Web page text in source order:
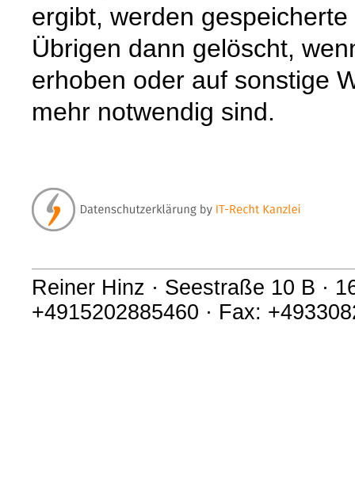
ergibt, werden
Übrigen dann gelöscht,
erhoben oder auf sonstige
mehr notwendig sind.
Reiner Hinz · Seestraße 10 B ·
+4915202885460 · Fax: